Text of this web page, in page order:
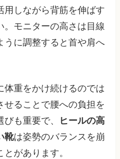
用しながら背筋を伸ばす
。モニターの高さは目線
うに調整すると首や肩へ
体重をかけ続けるのでは
せることで腰への負担を
も重要で、
ヒールの高
靴は姿勢のバランスを崩
があります。